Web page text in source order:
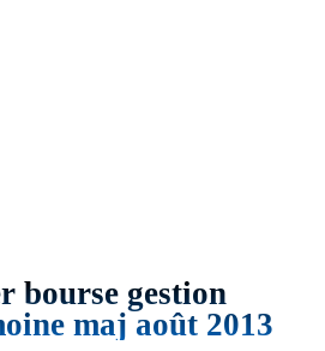
bourse gestion
maj août 2013